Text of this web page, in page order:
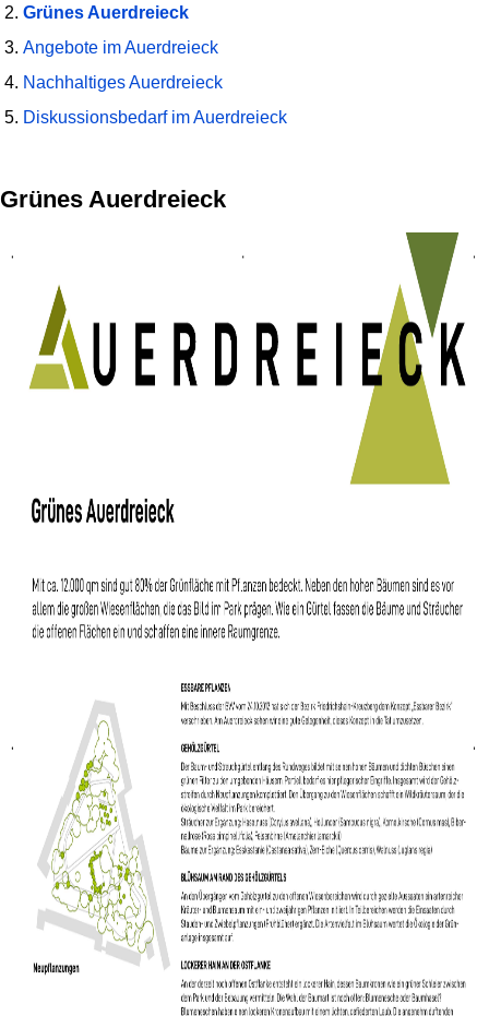
Grünes Auerdreieck
Angebote im Auerdreieck
Nachhaltiges Auerdreieck
Diskussionsbedarf im Auerdreieck
Grünes Auerdreieck